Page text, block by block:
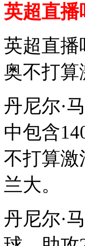
英超直播
英超直播
奥不打算
丹尼尔·
中包含
不打算激
兰大。
丹尼尔·